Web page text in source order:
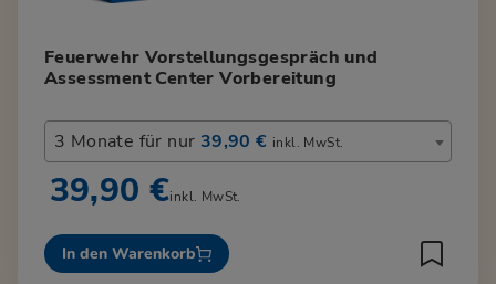
Feuerwehr Vorstellungsgespräch und
Assessment Center Vorbereitung
3 Monate für nur 39,90 € inkl. MwSt.
39,90 €inkl. MwSt.
In den Warenkorb